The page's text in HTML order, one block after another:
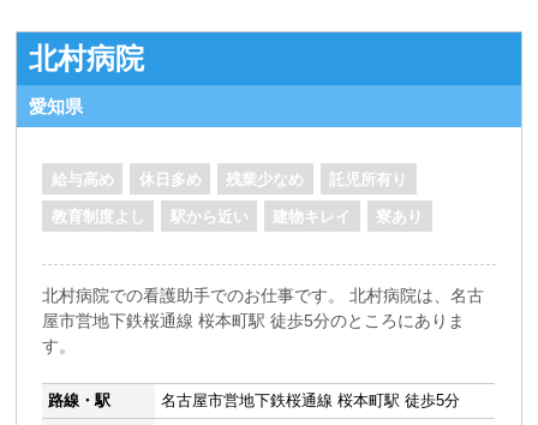
北村病院
愛知県
給与高め 休日多め 残業少なめ 託児所有り
教育制度よし 駅から近い 建物キレイ 寮あり
北村病院での看護助手でのお仕事です。 北村病院は、名古
屋市営地下鉄桜通線 桜本町駅 徒歩5分のところにありま
す。
路線・駅
名古屋市営地下鉄桜通線 桜本町駅 徒歩5分